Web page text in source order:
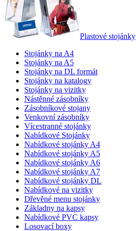
Plastové stojánky
Stojánky na A4
Stojánky na A5
Stojánky na DL formát
Stojánky na katalogy
Stojánky na vizitky
Nástěnné zásobníky
Zásobníkové stojany
Venkovní zásobníky
Vícestranné stojánky
Nabídkové Stojánky
Nabídkové stojánky A4
Nabídkové stojánky A5
Nabídkové stojánky A6
Nabídkové stojánky A7
Nabídkové stojánky DL
Nabídkové na vizitky
Dřevěné menu stojánky
Základny na kapsy
Nabídkové PVC kapsy
Losovací boxy